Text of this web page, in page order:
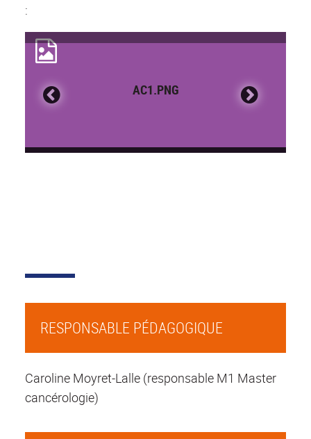
:
AC1.PNG
RESPONSABLE PÉDAGOGIQUE
Caroline Moyret-Lalle (responsable M1 Master
cancérologie)